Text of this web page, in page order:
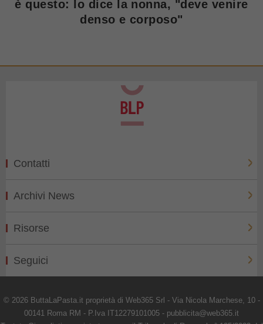
è questo: lo dice la nonna, "deve venire
denso e corposo"
Contatti
Archivi News
Risorse
Seguici
© 2026 ButtaLaPasta.it proprietà di Web365 Srl - Via Nicola Marchese, 10 -
00141 Roma RM - P.Iva IT12279101005 - pubblicita@web365.it